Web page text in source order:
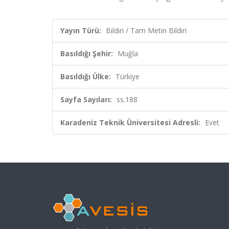
Yayın Türü: Bildiri / Tam Metin Bildiri
Basıldığı Şehir: Muğla
Basıldığı Ülke: Türkiye
Sayfa Sayıları: ss.188
Karadeniz Teknik Üniversitesi Adresli: Evet